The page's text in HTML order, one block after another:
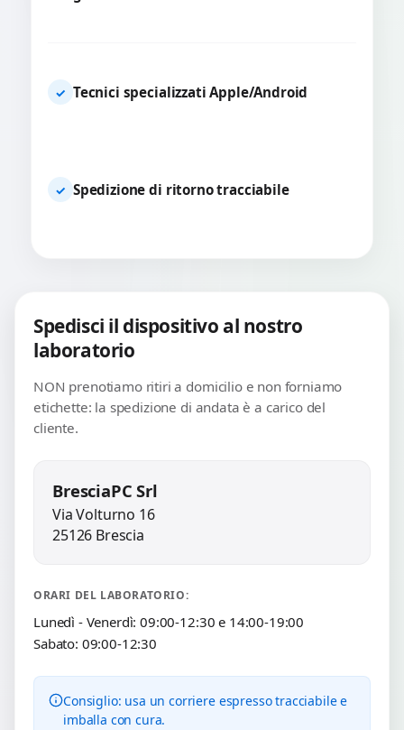
✓ Tecnici specializzati Apple/Android
✓ Spedizione di ritorno tracciabile
Spedisci il dispositivo al nostro
laboratorio
NON prenotiamo ritiri a domicilio e non forniamo
etichette: la spedizione di andata è a carico del
cliente.
BresciaPC Srl
Via Volturno 16
25126 Brescia
ORARI DEL LABORATORIO:
Lunedì - Venerdì: 09:00-12:30 e 14:00-19:00
Sabato: 09:00-12:30
Consiglio: usa un corriere espresso tracciabile e
imballa con cura.